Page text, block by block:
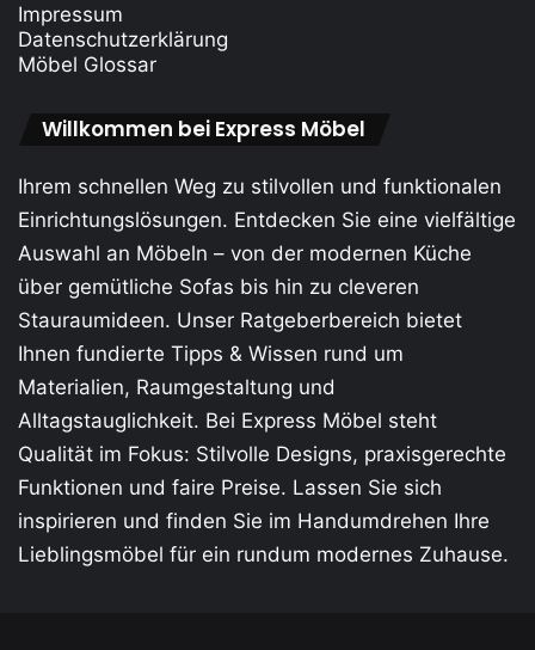
Impressum
Datenschutzerklärung
Möbel Glossar
Willkommen bei Express Möbel
Ihrem schnellen Weg zu stilvollen und funktionalen
Einrichtungslösungen. Entdecken Sie eine vielfältige
Auswahl an Möbeln – von der modernen Küche
über gemütliche Sofas bis hin zu cleveren
Stauraum­ideen. Unser Ratgeberbereich bietet
Ihnen fundierte Tipps & Wissen rund um
Materialien, Raumgestaltung und
Alltagstauglichkeit. Bei Express Möbel steht
Qualität im Fokus: Stilvolle Designs, praxis­gerechte
Funktionen und faire Preise. Lassen Sie sich
inspirieren und finden Sie im Handumdrehen Ihre
Lieblings­möbel für ein rundum modernes Zuhause.